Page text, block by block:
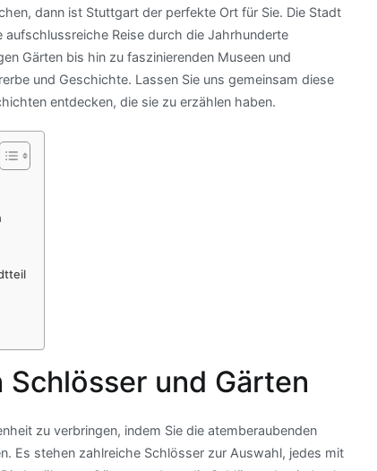
dann ist Stuttgart der perfekte Ort für Sie. Die Stadt
Reise durch die Jahrhunderte
Gärten bis hin zu faszinierenden Museen und
und Geschichte. Lassen Sie uns gemeinsam diese
entdecken, die sie zu erzählen haben.
und Gärten
zu verbringen, indem Sie die atemberaubenden
Es stehen zahlreiche Schlösser zur Auswahl, jedes mit